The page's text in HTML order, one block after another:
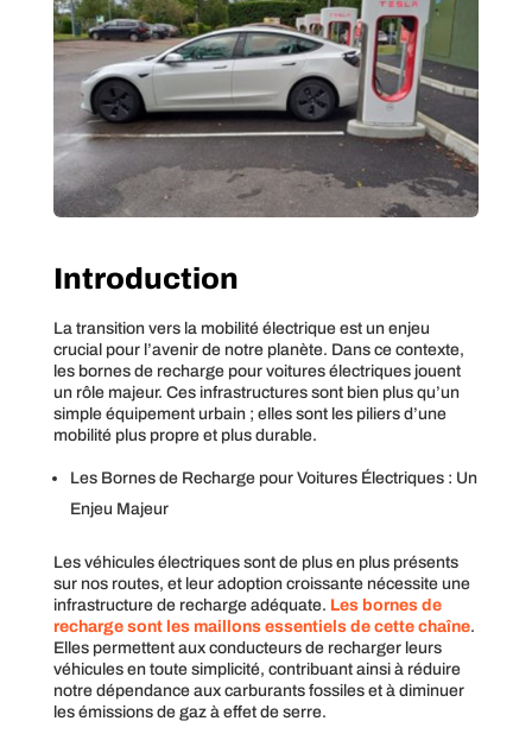
Introduction
La transition vers la mobilité électrique est un enjeu
crucial pour l’avenir de notre planète. Dans ce contexte,
les bornes de recharge pour voitures électriques jouent
un rôle majeur. Ces infrastructures sont bien plus qu’un
simple équipement urbain ; elles sont les piliers d’une
mobilité plus propre et plus durable.
Les Bornes de Recharge pour Voitures Électriques : Un
Enjeu Majeur
Les véhicules électriques sont de plus en plus présents
sur nos routes, et leur adoption croissante nécessite une
infrastructure de recharge adéquate. Les bornes de
recharge sont les maillons essentiels de cette chaîne.
Elles permettent aux conducteurs de recharger leurs
véhicules en toute simplicité, contribuant ainsi à réduire
notre dépendance aux carburants fossiles et à diminuer
les émissions de gaz à effet de serre.